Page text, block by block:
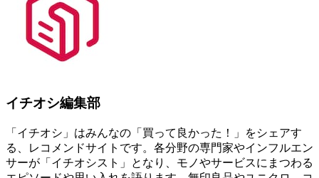
イチオシ編集部
「イチオシ」はみんなの「買って良かった！」をシェアす
る、レコメンドサイトです。各分野の専門家やインフルエン
サーが「イチオシスト」となり、モノやサービスにまつわる